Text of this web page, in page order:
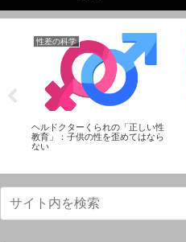
性差の科学
ヘルドクターくられの「正しい性
教育」：子供の性を歪めてはなら
ない